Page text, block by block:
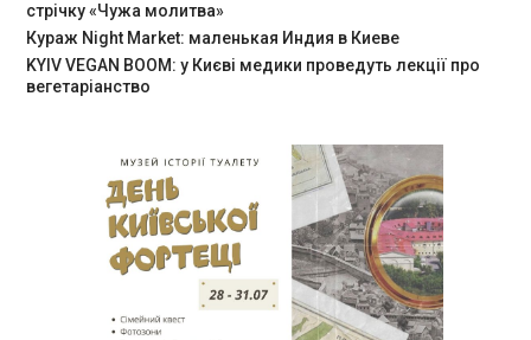
стрічку «Чужа молитва»
Кураж Night Market: маленькая Индия в Киеве
KYIV VEGAN BOOM: у Києві медики проведуть лекції про
вегетаріанство